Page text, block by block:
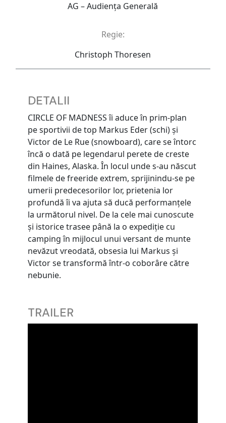
AG – Audienţa Generală
Regie:
Christoph Thoresen​
DETALII
CIRCLE OF MADNESS îi aduce în prim-plan
pe sportivii de top Markus Eder (schi) și
Victor de Le Rue (snowboard), care se întorc
încă o dată pe legendarul perete de creste
din Haines, Alaska. În locul unde s-au născut
filmele de freeride extrem, sprijinindu-se pe
umerii predecesorilor lor, prietenia lor
profundă îi va ajuta să ducă performanțele
la următorul nivel. De la cele mai cunoscute
și istorice trasee până la o expediție cu
camping în mijlocul unui versant de munte
nevăzut vreodată, obsesia lui Markus și
Victor se transformă într-o coborâre către
nebunie.
TRAILER